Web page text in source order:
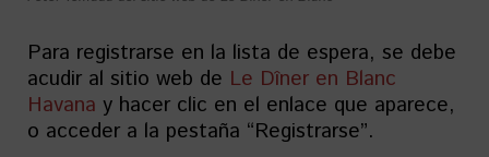
Para registrarse en la lista de espera, se debe
acudir al sitio web de Le Dîner en Blanc
Havana y hacer clic en el enlace que aparece,
o acceder a la pestaña “Registrarse”.